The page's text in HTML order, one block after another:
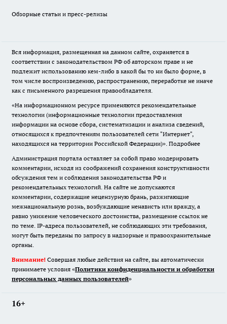
Обзорные статьи и пресс-релизы
Вся информация, размещенная на данном сайте, охраняется в
соответствии с законодательством РФ об авторском праве и не
подлежит использованию кем-либо в какой бы то ни было форме, в
том числе воспроизведению, распространению, переработке не иначе
как с письменного разрешения правообладателя.
«На информационном ресурсе применяются рекомендательные
технологии (информационные технологии предоставления
информации на основе сбора, систематизации и анализа сведений,
относящихся к предпочтениям пользователей сети "Интернет",
находящихся на территории Российской Федерации)». Подробнее
Администрация портала оставляет за собой право модерировать
комментарии, исходя из соображений сохранения конструктивности
обсуждения тем и соблюдения законодательства РФ и
рекомендательных технологий. На сайте не допускаются
комментарии, содержащие нецензурную брань, разжигающие
межнациональную рознь, возбуждающие ненависть или вражду, а
равно унижение человеческого достоинства, размещение ссылок не
по теме. IP-адреса пользователей, не соблюдающих эти требования,
могут быть переданы по запросу в надзорные и правоохранительные
органы.
Внимание! Совершая любые действия на сайте, вы автоматически
принимаете условия «Политики конфиденциальности и обработки
персональных данных пользователей»
16+